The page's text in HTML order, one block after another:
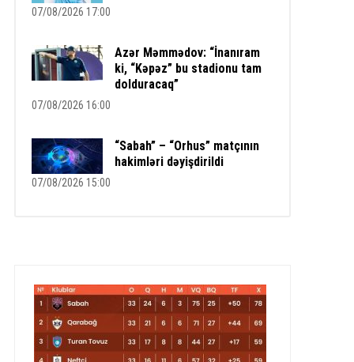
07/08/2026 17:00
Azər Məmmədov: “İnanıram
ki, “Kəpəz” bu stadionu tam
dolduracaq”
07/08/2026 16:00
“Sabah” – “Orhus” matçının
hakimləri dəyişdirildi
07/08/2026 15:00